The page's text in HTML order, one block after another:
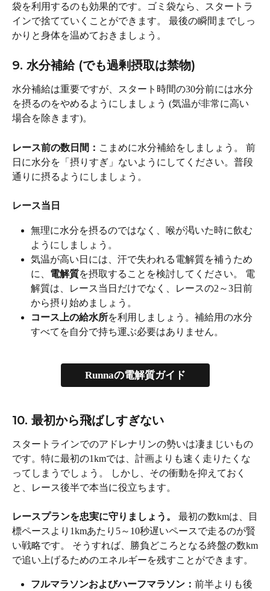
袋を利用するのも効果的です。ゴミ袋なら、スタートラ
インで捨てていくことができます。 最後の瞬間までしっ
かりと身体を温めておきましょう。
9. 水分補給 (でも過剰摂取は禁物)
水分補給は重要ですが、スタート時間の30分前には水分
を摂るのをやめるようにしましょう (気温が非常に高い
場合を除きます)。
レース前の数日間： こまめに水分補給をしましょう。 前
日に水分を「摂りすぎ」ないようにしてください。普段
通りに摂るようにしましょう。
レース当日
無理に水分を摂るのではなく、喉が渇いた時に飲む
ようにしましょう。
気温が高い日には、汗で失われる電解質を補うため
に、 電解質を摂取することを検討してください。 電
解質は、レース当日だけでなく、レースの2～3日前
から摂り始めましょう。
コース上の給水所を利用しましょう。補給用の水分
すべてを自分で持ち運ぶ必要はありません。
Runnaの電解質ガイド
10. 最初から飛ばしすぎない
スタートラインでのアドレナリンの勢いは凄まじいもの
です。特に最初の1kmでは、計画よりも速く走りたくな
ってしまうでしょう。 しかし、その衝動を抑えておく
と、レース後半で本当に役立ちます。
レースプランを忠実に守りましょう。
最初の数kmは、目
標ペースより1kmあたり5～10秒遅いペースで走るのが賢
い戦略です。 そうすれば、勝負どころとなる終盤の数km
で追い上げるためのエネルギーを残すことができます。
フルマラソンおよびハーフマラソン： 前半よりも後